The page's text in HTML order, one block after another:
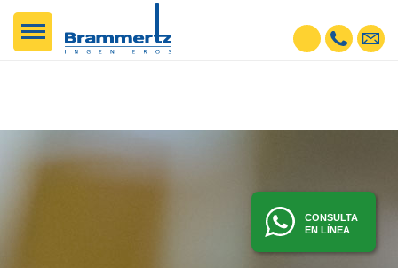
CONSULTA
EN LÍNEA